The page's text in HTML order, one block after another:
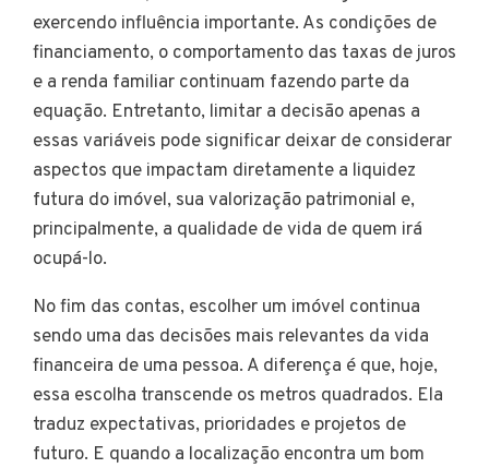
exercendo influência importante. As condições de
financiamento, o comportamento das taxas de juros
e a renda familiar continuam fazendo parte da
equação. Entretanto, limitar a decisão apenas a
essas variáveis pode significar deixar de considerar
aspectos que impactam diretamente a liquidez
futura do imóvel, sua valorização patrimonial e,
principalmente, a qualidade de vida de quem irá
ocupá-lo.
No fim das contas, escolher um imóvel continua
sendo uma das decisões mais relevantes da vida
financeira de uma pessoa. A diferença é que, hoje,
essa escolha transcende os metros quadrados. Ela
traduz expectativas, prioridades e projetos de
futuro. E quando a localização encontra um bom